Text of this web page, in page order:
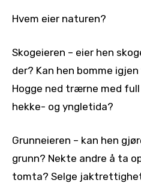
Hvem eier naturen?
Skogeieren – eier hen
der? Kan hen bomme
Hogge ned trærne med
hekke- og yngletida?
Grunneieren – kan hen
grunn? Nekte andre å ta
tomta? Selge